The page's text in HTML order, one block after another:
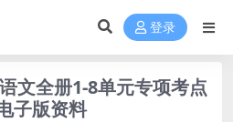
登录
文全册1-8单元专项考点
子版资料